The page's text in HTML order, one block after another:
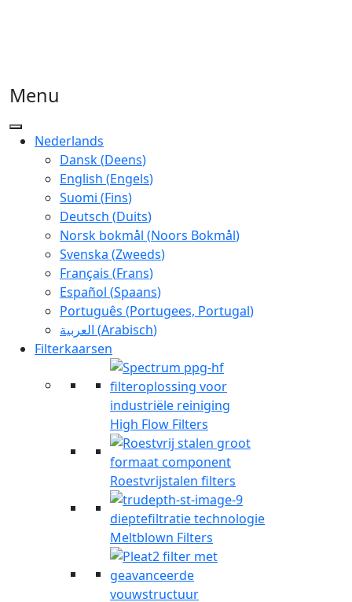
Menu
Nederlands
Dansk(Deens)
English (Engels)
Suomi (Fins)
Deutsch (Duits)
Norsk bokmål (Noors Bokmål)
Svenska (Zweeds)
Français (Frans)
Español (Spaans)
Português (Portugees, Portugal)
العربية (Arabisch)
Filterkaarsen
High Flow Filters
Roestvrijstalen filters
Meltblown Filters